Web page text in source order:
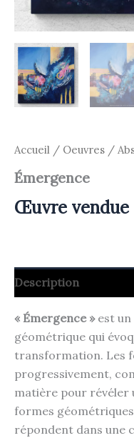
Accueil / Oeuvres /
Émergence
Œuvre vendue
Description
« Émergence »est un
géométrique qui
transformation. Les
progressivement,
matière pour révéler
formes
répondent dans une